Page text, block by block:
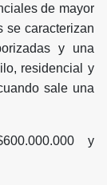
de mayor
se caracterizan
y una
residencial y
sale una
y